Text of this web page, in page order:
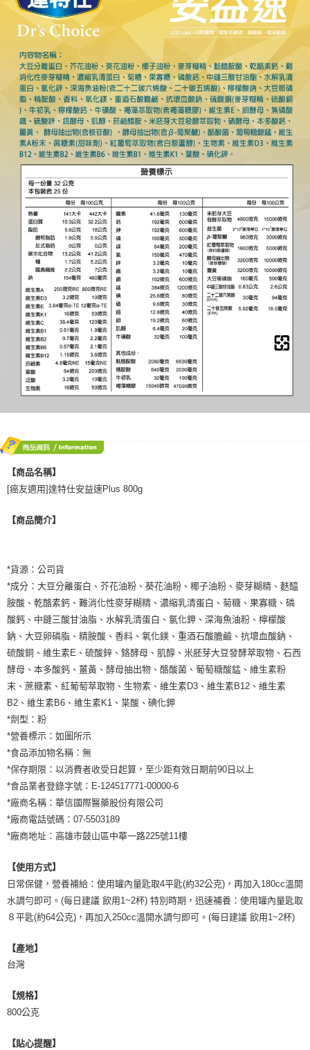
【商品名稱】
[癌友適用]達特仕安益速Plus 800g
【商品簡介】
*貨源：公司貨
*成分：大豆分離蛋白、芥花油粉、葵花油粉、椰子油粉、麥芽糊精、麩醯
胺酸、乾酪素鈣、難消化性麥芽糊精、濃縮乳清蛋白、菊糖、果寡糖、磷
酸鈣、中鏈三酸甘油脂、水解乳清蛋白、氯化鉀、深海魚油粉、檸檬酸
鈉、大豆卵磷脂、精胺酸、香料、氧化鎂、重酒石酸膽鹼、抗壞血酸鈉、
硫酸銅、維生素E、硫酸鋅、鉻酵母、肌醇、米胚芽大豆發酵萃取物、石西
酵母、本多酸鈣、薑黃、酵母抽出物、酪酸菌、葡萄糖酸錳、維生素粉
末、蔗糖素、紅葡萄萃取物、生物素、維生素D3、維生素B12、維生素
B2、維生素B6、維生素K1、枼酸、碘化鉀
*劑型：粉
*營養標示：如圖所示
*食品添加物名稱：無
*保存期限：以消費者收受日起算，至少距有效日期前90日以上
*食品業者登錄字號：E-124517771-00000-6
*廠商名稱：華信國際醫藥股份有限公司
*廠商電話號碼：07-5503189
*廠商地址：高雄市鼓山區中華一路225號11樓
【使用方式】
日常保健，營養補給：使用罐內量匙取4平匙(約32公克)，再加入180cc溫開
水調勻即可。(每日建議 飲用1~2杯) 特別時期，迅速補養：使用罐內量匙取
８平匙(約64公克)，再加入250cc溫開水調勻即可。(每日建議 飲用1~2杯)
【產地】
台灣
【規格】
800公克
【貼心提醒】